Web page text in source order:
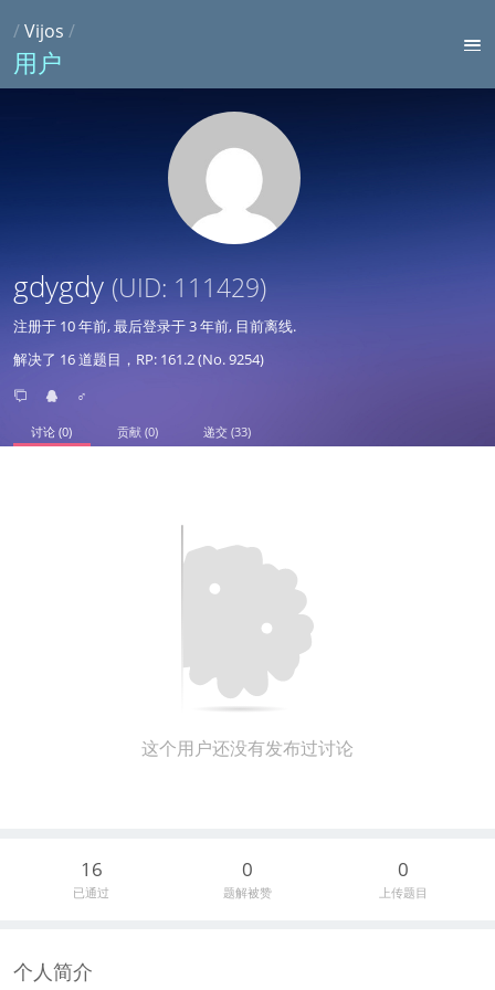
/Vijos /
用户
gdygdy (UID: 111429)
注册于 10 年前, 最后登录于3 年前, 目前离线.
解决了 16 道题目，RP: 161.2 (No. 9254)
♂
讨论 (0) 贡献 (0) 递交 (33)
这个用户还没有发布过讨论
16
已通过
0
题解被赞
0
上传题目
个人简介